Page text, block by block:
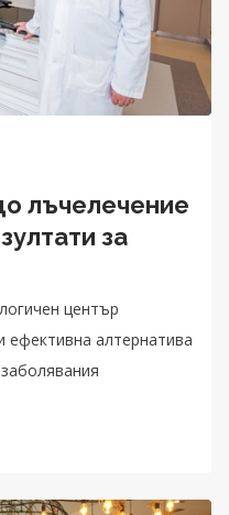
лъчелечение
за
център
ефективна алтернатива